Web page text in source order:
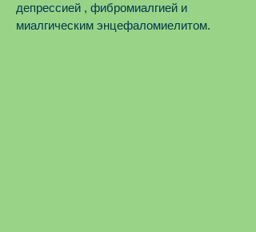
депрессией , фибромиалгией и
миалгическим энцефаломиелитом.